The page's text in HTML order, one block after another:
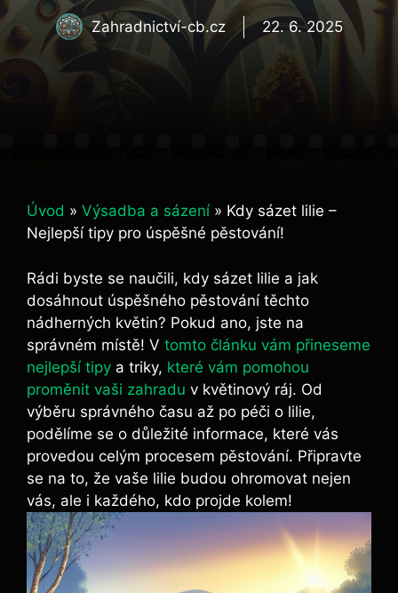
Zahradnictví-cb.cz 22. 6. 2025
Úvod » Výsadba a sázení » Kdy sázet lilie –
Nejlepší tipy pro úspěšné pěstování!
Rádi byste se naučili, kdy sázet lilie a jak
dosáhnout úspěšného pěstování těchto
nádherných květin? Pokud ano, jste na
správném místě! V tomto článku vám přineseme
nejlepší tipy a triky, které vám pomohou
proměnit vaši zahradu v květinový ráj. Od
výběru správného času až po péči o lilie,
podělíme se o důležité informace, které vás
provedou celým procesem pěstování. Připravte
se na to, že vaše lilie budou ohromovat nejen
vás, ale i každého, kdo projde kolem!